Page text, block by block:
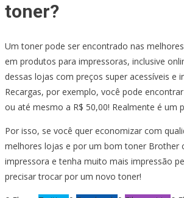
toner?
Um toner pode ser encontrado nas
em produtos para impressoras, inclusive
dessas lojas com preços super acessíveis e
Recargas, por exemplo, você pode
ou até mesmo a R$ 50,00! Realmente é um
Por isso, se você quer economizar com
melhores lojas e por um bom toner Brother
impressora e tenha muito mais impressão
precisar trocar por um novo toner!